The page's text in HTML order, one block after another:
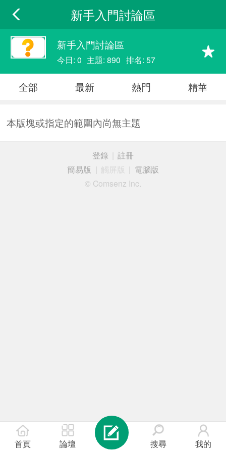
新手入門討論區
新手入門討論區
今日: 0 主題: 890 排名: 57
全部 最新 熱門 精華
本版塊或指定的範圍內尚無主題
首頁 論壇 搜尋 我的
登錄
註冊
簡易版
觸屏版
電腦版
© Comsenz Inc.